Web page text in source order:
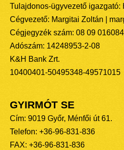
Tulajdonos-ügyvezető igazgató:
Cégvezető: Margitai Zoltán |
Cégjegyzék szám: 08 09 016084
Adószám: 14248953-2-08
K&H Bank Zrt.
10400401-50495348-49571015
GYIRMÓT SE
Cím: 9019 Győr, Ménfői út 61.
Telefon: +36-96-831-836
FAX: +36-96-831-836